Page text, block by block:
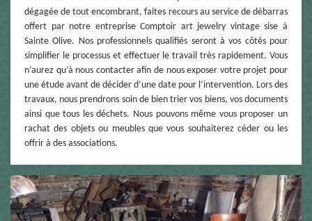
dégagée de tout encombrant, faites recours au service de débarras
offert par notre entreprise Comptoir art jewelry vintage sise à
Sainte Olive. Nos professionnels qualifiés seront à vos côtés pour
simplifier le processus et effectuer le travail très rapidement. Vous
n’aurez qu’à nous contacter afin de nous exposer votre projet pour
une étude avant de décider d’une date pour l’intervention. Lors des
travaux, nous prendrons soin de bien trier vos biens, vos documents
ainsi que tous les déchets. Nous pouvons même vous proposer un
rachat des objets ou meubles que vous souhaiterez céder ou les
offrir à des associations.